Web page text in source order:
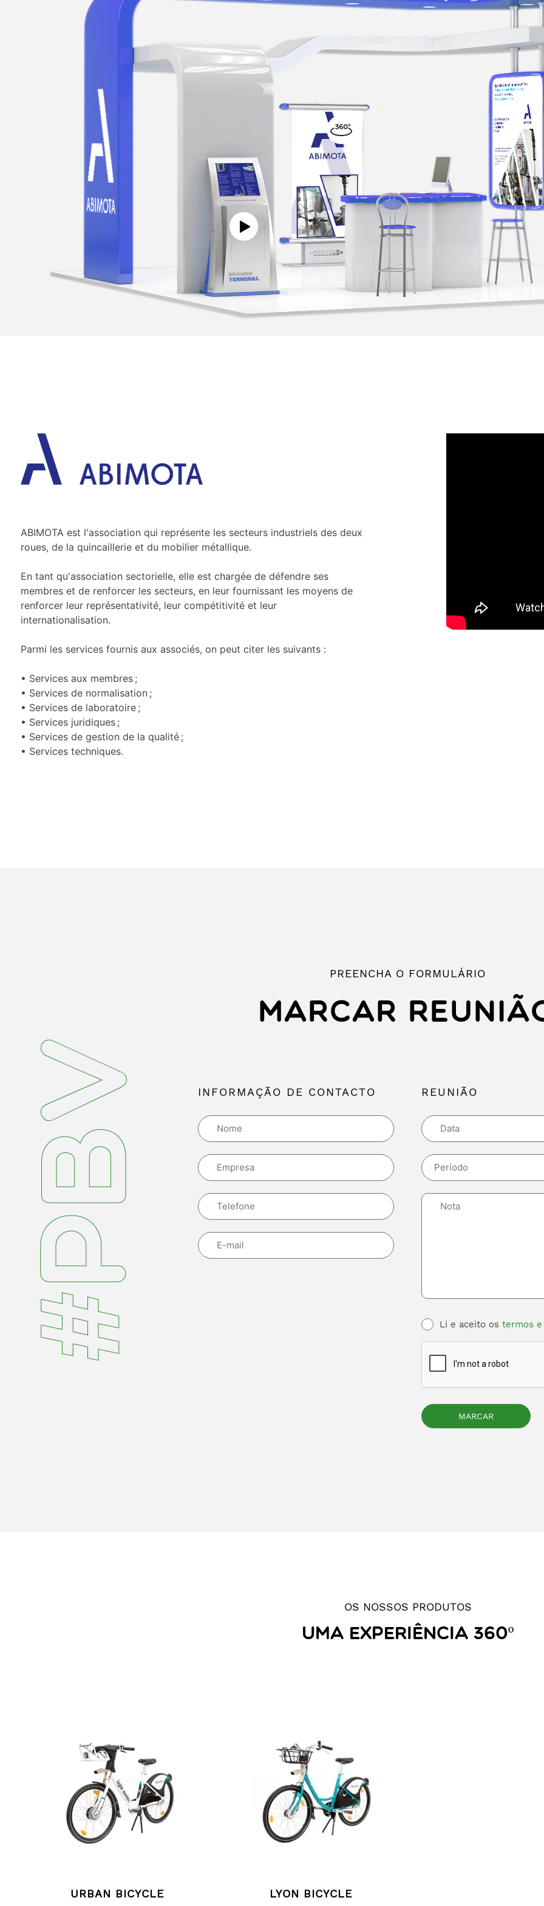
VER VÍDEO
ABIMOTA est l'association qui représente les secteurs industriels des deux
roues, de la quincaillerie et du mobilier métallique.
En tant qu'association sectorielle, elle est chargée de défendre ses
membres et de renforcer les secteurs, en leur fournissant les moyens de
renforcer leur représentativité, leur compétitivité et leur
internationalisation.
Parmi les services fournis aux associés, on peut citer les suivants :
• Services aux membres ;
• Services de normalisation ;
• Services de laboratoire ;
• Services juridiques ;
• Services de gestion de la qualité ;
• Services techniques.
PREENCHA O FORMULÁRIO
MARCAR
INFORMAÇÃO DE CONTACTO REUNIÃO
Li e aceito ostermos
OS NOSSOS PRODUTOS
UMA EXPERIÊNCIA 360º
URBAN BICYCLE LYON BICYCLE